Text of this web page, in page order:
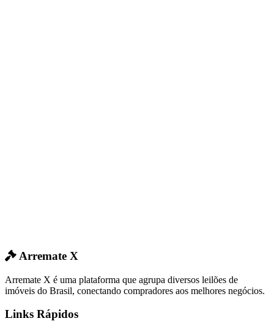
Arremate X
Arremate X é uma plataforma que agrupa diversos leilões de
imóveis do Brasil, conectando compradores aos melhores negócios.
Links Rápidos